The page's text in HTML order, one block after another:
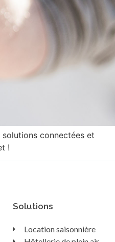
connectées et
!
Solutions
Location saisonnière